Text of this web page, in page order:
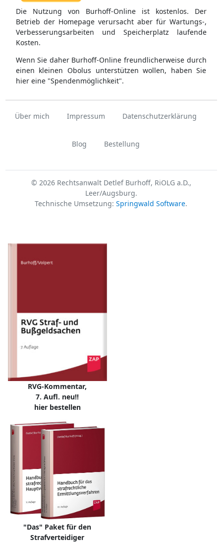
Die Nutzung von Burhoff-Online ist kostenlos. Der
Betrieb der Homepage verursacht aber für Wartungs-,
Verbesserungsarbeiten und Speicherplatz laufende
Kosten.
Wenn Sie daher Burhoff-Online freundlicherweise durch
einen kleinen Obolus unterstützen wollen, haben Sie
hier eine "Spendenmöglichkeit".
Über mich Impressum Datenschutzerklärung
Blog Bestellung
© 2026 Rechtsanwalt Detlef Burhoff, RiOLG a.D.,
Leer/Augsburg.
Technische Umsetzung: Springwald Software.
RVG-Kommentar,
7. Aufl. neu!!
hier bestellen
"Das" Paket für den
Strafverteidiger